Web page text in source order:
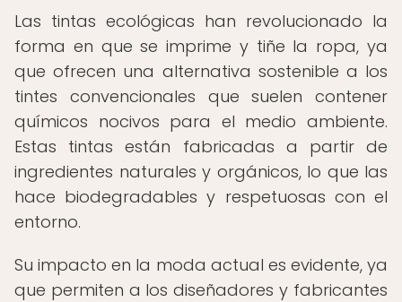
Las tintas ecológicas han revolucionado la
forma en que se imprime y tiñe la ropa, ya
que ofrecen una alternativa sostenible a los
tintes convencionales que suelen contener
químicos nocivos para el medio ambiente.
Estas tintas están fabricadas a partir de
ingredientes naturales y orgánicos, lo que las
hace biodegradables y respetuosas con el
entorno.
Su impacto en la moda actual es evidente, ya
que permiten a los diseñadores y fabricantes